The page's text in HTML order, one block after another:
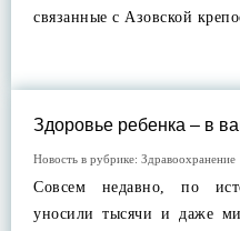
связанные с Азовской
Здоровье ребенка – в
Новость в рубрике: Здравоохранение
Совсем недавно, по
уносили тысячи и даже